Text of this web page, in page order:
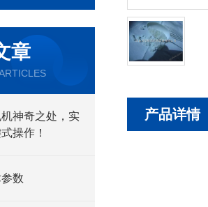
章
神奇之处，实
操作！
数
产品详情